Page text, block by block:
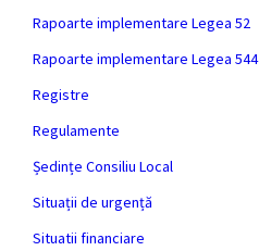
Rapoarte implementare Legea 52
Rapoarte implementare Legea 544
Registre
Regulamente
Ședințe Consiliu Local
Situații de urgență
Situatii financiare